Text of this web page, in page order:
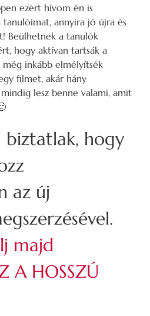
ezért hívom én is
annyira jó újra és
Beülhetnek a tanulók
hogy aktívan tartsák a
inkább elmélyítsék
filmet, akár hány
lesz benne valami, amit
biztatlak, hogy
az új
majd
A HOSSZÚ